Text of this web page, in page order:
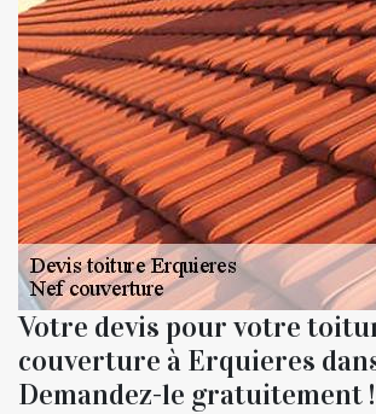
Votre devis pour votre
couverture à Erquieres
Demandez-le gratuitement !